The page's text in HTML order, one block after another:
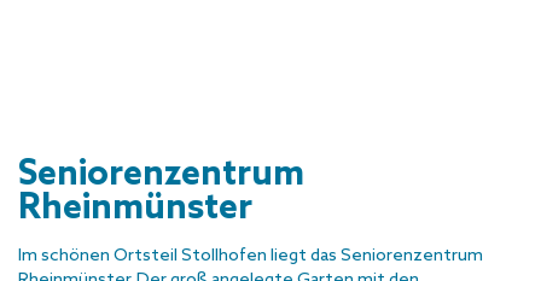
Seniorenzentrum
Rheinmünster
Im schönen Ortsteil Stollhofen liegt das Seniorenzentrum